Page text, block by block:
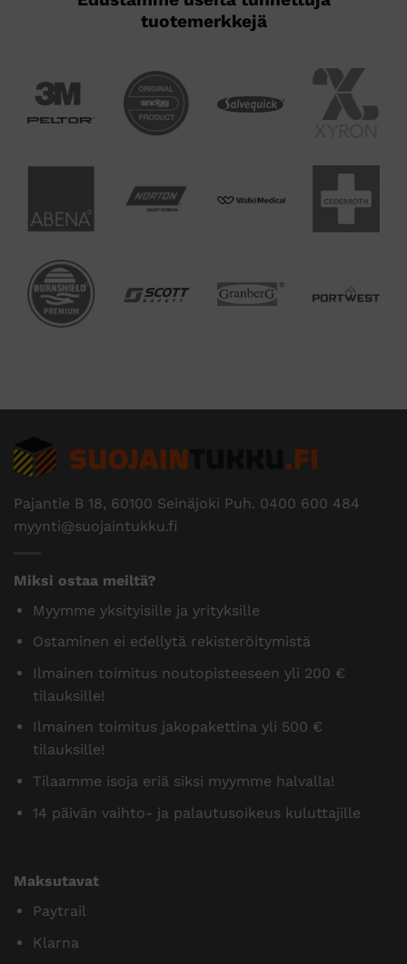
tuotemerkkejä
Pajantie B 18, 60100 Seinäjoki Puh. 0400 600 484
myynti@suojaintukku.fi
Miksi ostaa meiltä?
Myymme yksityisille ja yrityksille
Ostaminen ei edellytä rekisteröitymistä
Ilmainen toimitus noutopisteeseen yli 200 €
tilauksille!
Ilmainen toimitus jakopakettina yli 500 €
tilauksille!
Tilaamme isoja eriä siksi myymme halvalla!
14 päivän vaihto- ja palautusoikeus kuluttajille
Maksutavat
Paytrail
Klarna